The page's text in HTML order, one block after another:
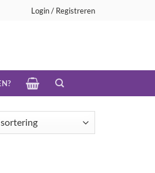
Login / Registreren